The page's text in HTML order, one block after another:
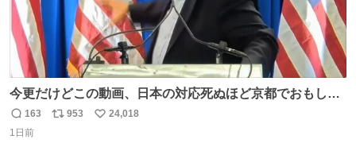
今更だけどこの動画、日本の対応死ぬほど京都でおもしろ
い。 なんなら敬語で丁寧に煽りまくってるの好き。笑
返
信
163
リ
953
い
24,018
1日前